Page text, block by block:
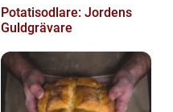
Potatisodlare: Jordens
Guldgrävare